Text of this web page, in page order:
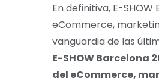
En definitiva, E-
eCommerce,
vanguardia de las
E-SHOW
del eCommerce,